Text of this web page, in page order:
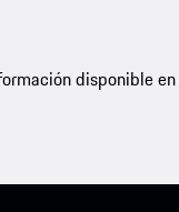
disponible en